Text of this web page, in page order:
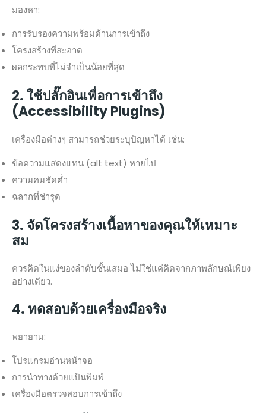
มองหา:
การรับรองความพร้อมด้านการเข้าถึง
โครงสร้างที่สะอาด
ผลกระทบที่ไม่จำเป็นน้อยที่สุด
2. ใช้ปลั๊กอินเพื่อการเข้าถึง
(Accessibility Plugins)
เครื่องมือต่างๆ สามารถช่วยระบุปัญหาได้ เช่น:
ข้อความแสดงแทน (alt text) หายไป
ความคมชัดต่ำ
ฉลากที่ชำรุด
3. จัดโครงสร้างเนื้อหาของคุณให้เหมาะ
สม
ควรคิดในแง่ของลำดับชั้นเสมอ ไม่ใช่แค่คิดจากภาพลักษณ์เพียง
อย่างเดียว.
4. ทดสอบด้วยเครื่องมือจริง
พยายาม:
โปรแกรมอ่านหน้าจอ
การนำทางด้วยแป้นพิมพ์
เครื่องมือตรวจสอบการเข้าถึง